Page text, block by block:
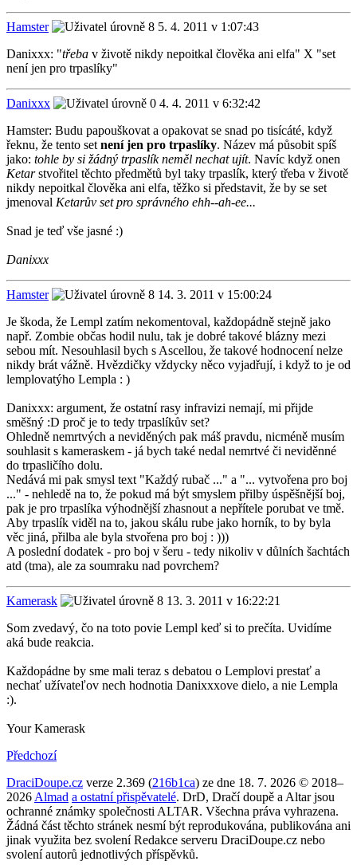
Hamster
5. 4. 2011 v 1:07:43
Danixxx: "třeba v životě nikdy nepoitkal člověka ani elfa" X "set
není jen pro trpaslíky"
Danixxx
4. 4. 2011 v 6:32:42
Hamster: Budu papouškovat a opakovat se snad po tisícáté, když
řeknu, že tento set není jen pro trpaslíky. Název má působit spíš
jako: tohle by si žádný trpaslík neměl nechat ujít. Navíc když onen
Ketarstvořitel těchto předmětů byl taky trpaslík, který třeba v životě
nikdy nepoitkal člověka ani elfa, těžko si představit, že by se set
jmenoval Ketarův set pro správného ehh--ah-ee...
Snad je teď vše jasné :)
Danixxx
Hamster
14. 3. 2011 v 15:00:24
Je škoda, že Lempl zatím nekomentoval, každopádně stejně jako
např. Zombie občas hodil nulu, tak je dobré takové blázny mezi
sebou mít. Nesouhlasil bych s Ascellou, že takové hodnocení nelze
nikdy brát vážně. Hvězdičky vždycky něco vyjadřují, i když to je od
lemplovatýho Lempla : )
Danixxx: argument, že ostatní rasy infravizi nemají, mi přijde
směšný :D proč je to tedy trpaslíkův set?
Ohledně nemrtvých a neviděných pak máš pravdu, nicméně musím
souhlasit s kameraskem - já bych také nedal nemrtvé či neviděnné
do trpasličího dolu.
Nedává mi pak smysl text "Každý rubač ..." a "... vytvořena pro boj
..." - nehledě na to, že pokud má být smyslem přilby úspěšnější boj,
pak je pro trpaslíka výhodnější zhasnout a nepřítele porubat ve tmě.
Aby trpaslík viděl na to, jakou skálu rube jako horník, to by byla
věc jiná, přilba ale byla stvořena pro boj : )))
A poslední dodatek - pro boj v šeru - tedy nikoliv v důlních šachtách
atd (tma), ale za soumraku nad povrchem?
Kamerask
13. 3. 2011 v 16:22:21
Som zvedavý, čo na toto povie Lempl keď si to prečíta. Uvidíme
aká bude reakcia.
Každopádne by sme mali teraz s debatou o Lemplovi prestať a
nechať užívateľov nech hodnotia Danixxxove dielo, a nie Lempla
:).
Your Kamerask
Předchozí
DraciDoupe.cz verze 2.369 (216b1ca) ze dne 18. 7. 2026 © 2018–
2026 Almad a ostatní přispěvatelé. DrD, Dračí doupě a Altar jsou
ochranné známky společnosti ALTAR. Všechna práva vyhrazena.
Žádná část těchto stránek nesmí být reprodukována, publikována ani
jinak využita bez svolení Redakce serveru DraciDoupe.cz nebo
svolení autorů jednotlivých příspěvků.